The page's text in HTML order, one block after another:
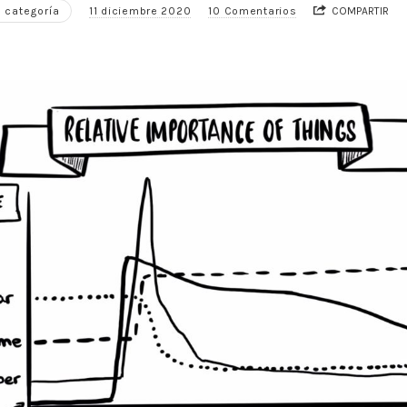
categoría 11 diciembre 2020 10 Comentarios COMPARTIR